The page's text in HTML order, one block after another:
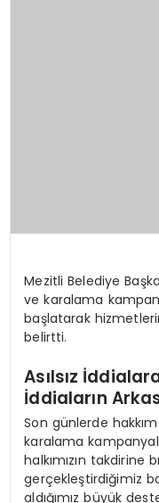
Mezitli Belediye
ve karalama
başlatarak
belirtti.
Asılsız
İddiaların
Son günlerde
karalama
halkımızın takdirine
gerçekleştirdiğimiz
aldığımız büyük